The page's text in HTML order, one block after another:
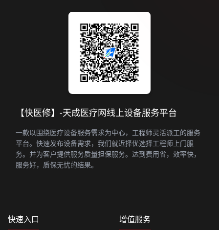
【快医修】-天成医疗网线上设备服务平台
一款以围绕医疗设备服务需求为中心，工程师灵活派工的服务
平台。快速发布设备需求，我们就近择优选择工程师上门服
务。并为客户提供服务质量担保服务。达到费用省，效率快，
服务好，质保无忧的结果。
快速入口 增值服务